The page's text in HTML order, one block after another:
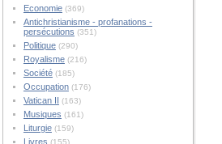
Economie(369)
Antichristianisme - profanations -
persécutions (351)
Politique(290)
Royalisme(216)
Société(185)
Occupation(176)
Vatican II (163)
Musiques (161)
Liturgie(159)
Livres (155)